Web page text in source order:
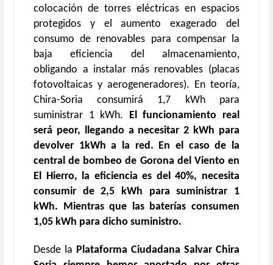
colocación de torres eléctricas en espacios
protegidos y el aumento exagerado del
consumo de renovables para compensar la
baja eficiencia del almacenamiento,
obligando a instalar más renovables (placas
fotovoltaicas y aerogeneradores). En teoría,
Chira-Soria consumirá 1,7 kWh para
suministrar 1 kWh. El funcionamiento real
será peor, llegando a necesitar 2 kWh para
devolver 1kWh a la red. En el caso de la
central de bombeo de Gorona del Viento en
El Hierro, la eficiencia es del 40%, necesita
consumir de 2,5 kWh para suministrar 1
kWh. Mientras que las baterías consumen
1,05 kWh para dicho suministro.
Desde la Plataforma Ciudadana Salvar Chira